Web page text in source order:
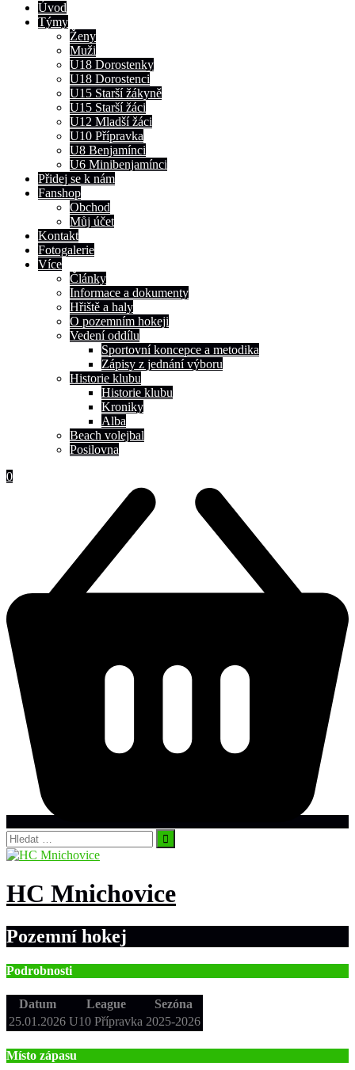
Úvod
Týmy
Ženy
Muži
U18 Dorostenky
U18 Dorostenci
U15 Starší žákyně
U15 Starší žáci
U12 Mladší žáci
U10 Přípravka
U8 Benjamínci
U6 Minibenjamínci
Přidej se k nám
Fanshop
Obchod
Můj účet
Kontakt
Fotogalerie
Více
Články
Informace a dokumenty
Hřiště a haly
O pozemním hokeji
Vedení oddílu
Sportovní koncepce a metodika
Zápisy z jednání výboru
Historie klubu
Historie klubu
Kroniky
Alba
Beach volejbal
Posilovna
0
Vyhledávání
HC Mnichovice
Pozemní hokej
Podrobnosti
Datum League
Sezóna
25.01.2026 U10 Přípravka 2025-2026
Místo zápasu